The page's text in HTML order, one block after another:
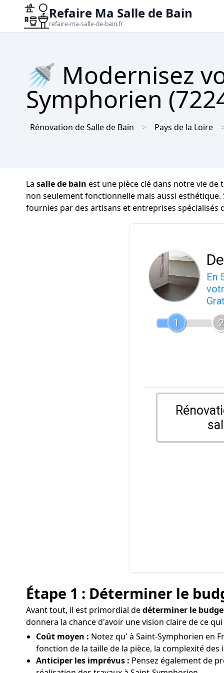
Refaire Ma Salle de Bain
refaire-ma-salle-de-bain.fr
🚿 Modernisez
Symphorien
Rénovation de Salle de Bain Pays de la Loire
La salle de bain est une pièce clé dans notre vie
non seulement fonctionnelle mais aussi esthétique.
fournies par des artisans et entreprises spécialisés
En
1
2
Étape 1 : Déterminer le
Avant tout, il est primordial dedéterminer le
donnera la chance d'avoir une vision claire de ce
Coût moyen : Notez qu' à Saint-Symphorien en
fonction de la taille de la pièce, la complexité
Anticiper les imprévus : Pensez également de